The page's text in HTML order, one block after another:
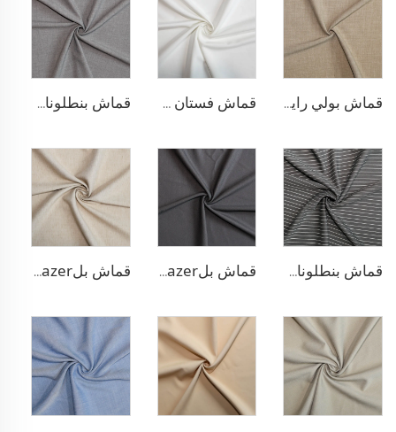
قماش بولي رايون مطاطي للبناطلين قماش فستان مطاطي من البوليستر والرايون قماش بنطلونات TR قابل للتمدد بأربعة اتجاهات
قماش بنطلونات بأسلوب التريكو من مادة TR قماش بلazer مطاطي من مادة TR قماش بلazer يشبه الكتان من مادة TR